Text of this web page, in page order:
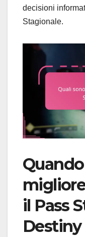
decisioni
Stagionale.
il Pass
Destiny